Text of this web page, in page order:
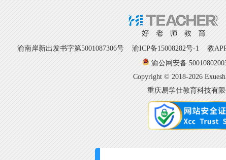
渝南岸新出发书字第5001087306号 渝ICP备15008282号-1 教
渝公网安备
Copyright © 2018-2026
重庆易学仕教育科技有